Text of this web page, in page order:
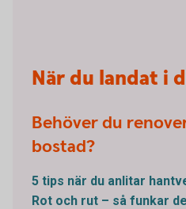
När du landat i
Behöver du
bostad?
5 tips när du anlitar
Rot och rut – så funkar